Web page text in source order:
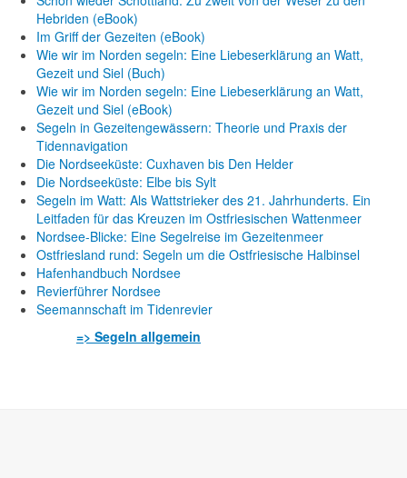
Hebriden (eBook)
Im Griff der Gezeiten (eBook)
Wie wir im Norden segeln: Eine Liebeserklärung an Watt,
Gezeit und Siel (Buch)
Wie wir im Norden segeln: Eine Liebeserklärung an Watt,
Gezeit und Siel (eBook)
Segeln in Gezeitengewässern: Theorie und Praxis der
Tidennavigation
Die Nordseeküste: Cuxhaven bis Den Helder
Die Nordseeküste: Elbe bis Sylt
Segeln im Watt: Als Wattstrieker des 21. Jahrhunderts. Ein
Leitfaden für das Kreuzen im Ostfriesischen Wattenmeer
Nordsee-Blicke: Eine Segelreise im Gezeitenmeer
Ostfriesland rund: Segeln um die Ostfriesische Halbinsel
Hafenhandbuch Nordsee
Revierführer Nordsee
Seemannschaft im Tidenrevier
=> Segeln allgemein